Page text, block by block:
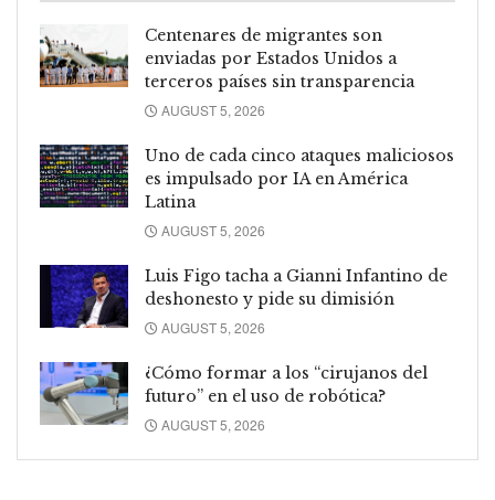
Centenares de migrantes son
enviadas por Estados Unidos a
terceros países sin transparencia
AUGUST 5, 2026
Uno de cada cinco ataques maliciosos
es impulsado por IA en América
Latina
AUGUST 5, 2026
Luis Figo tacha a Gianni Infantino de
deshonesto y pide su dimisión
AUGUST 5, 2026
¿Cómo formar a los “cirujanos del
futuro” en el uso de robótica?
AUGUST 5, 2026